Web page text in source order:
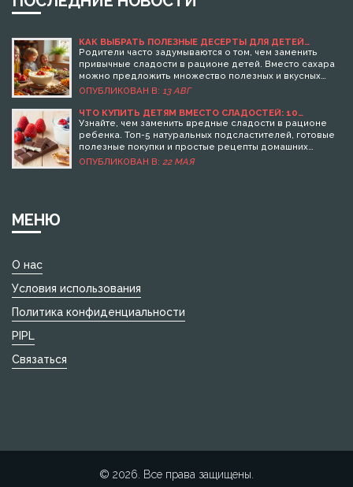
КАК ВЫБРАТЬ ПОЛЕЗНЫЕ ДЕСЕРТЫ ДЛЯ ДЕТЕЙ
ВМЕСТО СЛАДКОГО
Родители часто задумываются о том, чем заменить
привычные сладости в рационе детей. Вместо сахара
можно предложить множество полезных и вкусных
альтернатив. В статье мы рассмотрим различные
варианты десертов для детей, которые не только
понравятся малышам, но и поддержат их здоровье.
Включая в детский рацион фрукты, орехи и
натуральные йогурты, вы существенно улучшите их
общее состояние. Эти советы помогут родителям
сделать правильный выбор и порадовать своих детей
ОПУБЛИКОВАН В: 13 АВГ
ЧТО КУПИТЬ ДЕТЯМ ВМЕСТО СЛАДОСТЕЙ: 10
ВКУСНЫХ И ПОЛЕЗНЫХ АЛЬТЕРНАТИВ
Узнайте, чем заменить вредные сладости в рационе
ребенка. Топ-5 натуральных подсластителей, готовые
полезные покупки и простые рецепты домашних
десертов для здоровья и хорошего настроения.
ОПУБЛИКОВАН В: 22 МАЯ
МЕНЮ
О нас
Условия использования
Политика конфиденциальности
PIPL
Связаться
© 2026. Все права защищены.